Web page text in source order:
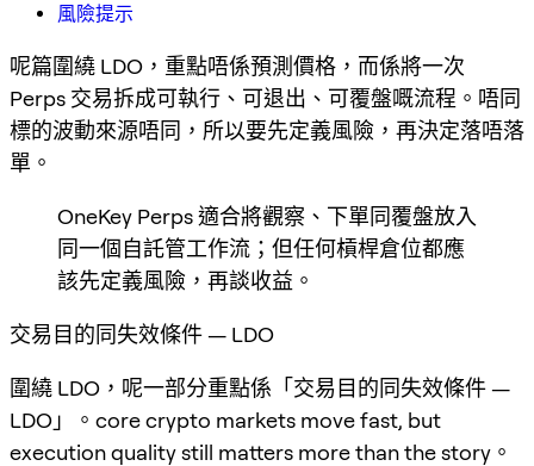
風險提示
呢篇圍繞 LDO，重點唔係預測價格，而係將一次
Perps 交易拆成可執行、可退出、可覆盤嘅流程。唔同
標的波動來源唔同，所以要先定義風險，再決定落唔落
單。
OneKey Perps 適合將觀察、下單同覆盤放入
同一個自託管工作流；但任何槓桿倉位都應
該先定義風險，再談收益。
交易目的同失效條件 — LDO
圍繞 LDO，呢一部分重點係「交易目的同失效條件 —
LDO」。core crypto markets move fast, but
execution quality still matters more than the story。